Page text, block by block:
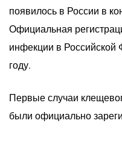
появилось в России в
Официальная
инфекции в Российской
году.
Первые случаи
были официально